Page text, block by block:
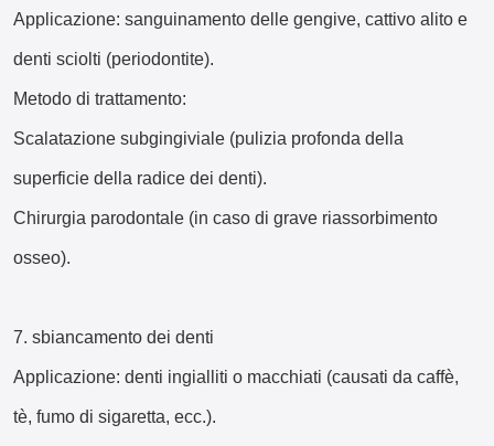
Applicazione: sanguinamento delle gengive, cattivo alito e
denti sciolti (periodontite).
Metodo di trattamento:
Scalatazione subgingiviale (pulizia profonda della
superficie della radice dei denti).
Chirurgia parodontale (in caso di grave riassorbimento
osseo).
7. sbiancamento dei denti
Applicazione: denti ingialliti o macchiati (causati da caffè,
tè, fumo di sigaretta, ecc.).